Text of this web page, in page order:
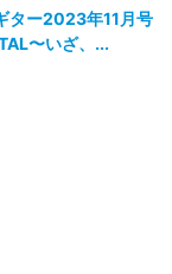
ター2023年11月号
〜いざ、...